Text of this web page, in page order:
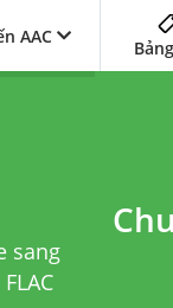
AAC
sang